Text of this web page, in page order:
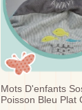
Mots D'enfants
Poisson Bleu Plat